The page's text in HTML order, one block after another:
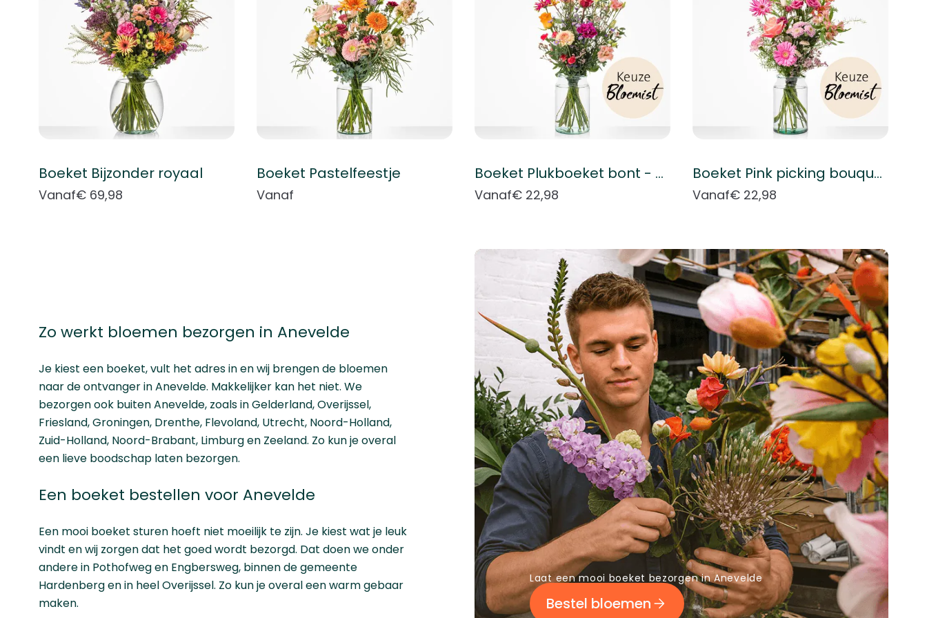
Boeket Bijzonder royaal
Vanaf€ 69,98
Boeket Pastelfeestje
Vanaf
Boeket Plukboeket bont - Keuze bloemist
Vanaf€ 22,98
Boeket Pink picking bouquet - Florist's choice
Vanaf€ 22,98
Zo werkt bloemen bezorgen in Anevelde
Je kiest een boeket, vult het adres in en wij brengen de bloemen
naar de ontvanger in Anevelde. Makkelijker kan het niet. We
bezorgen ook buiten Anevelde, zoals inGelderland,Overijssel,
Friesland,Groningen, Drenthe, Flevoland, Utrecht, Noord-Holland,
Zuid-Holland, Noord-Brabant, Limburgen Zeeland. Zo kun je overal
een lieve boodschap laten bezorgen.
Een boeket bestellen voor Anevelde
Een mooi boeket sturen hoeft niet moeilijk te zijn. Je kiest wat je leuk
vindt en wij zorgen dat het goed wordt bezorgd. Dat doen we onder
andere in Pothofweg en Engbersweg, binnen de gemeente
Hardenberg en in heel Overijssel. Zo kun je overal een warm gebaar
maken.
Laat een mooi boeket bezorgen in Anevelde
Bestel bloemen